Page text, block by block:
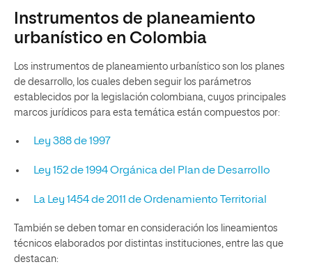
Instrumentos de planeamiento
urbanístico en Colombia
Los instrumentos de planeamiento urbanístico son los planes
de desarrollo, los cuales deben seguir los parámetros
establecidos por la legislación colombiana, cuyos principales
marcos jurídicos para esta temática están compuestos por:
Ley 388 de 1997
Ley 152 de 1994 Orgánica del Plan de Desarrollo
La Ley 1454 de 2011 de Ordenamiento Territorial
También se deben tomar en consideración los lineamientos
técnicos elaborados por distintas instituciones, entre las que
destacan: